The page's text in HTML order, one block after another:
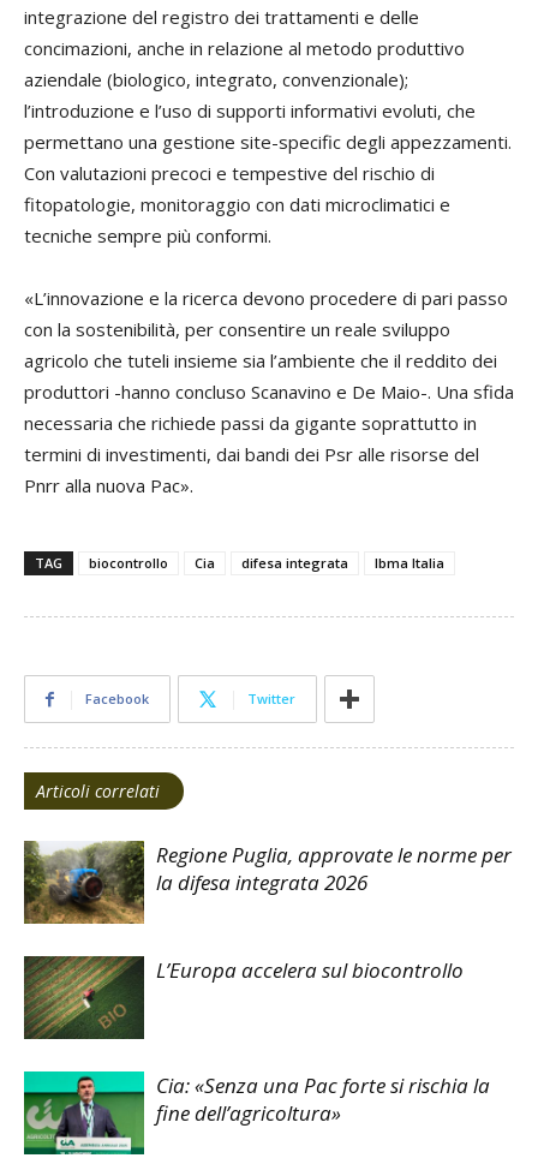
integrazione del registro dei trattamenti e delle
concimazioni, anche in relazione al metodo produttivo
aziendale (biologico, integrato, convenzionale);
l’introduzione e l’uso di supporti informativi evoluti, che
permettano una gestione site-specific degli appezzamenti.
Con valutazioni precoci e tempestive del rischio di
fitopatologie, monitoraggio con dati microclimatici e
tecniche sempre più conformi.
«L’innovazione e la ricerca devono procedere di pari passo
con la sostenibilità, per consentire un reale sviluppo
agricolo che tuteli insieme sia l’ambiente che il reddito dei
produttori -hanno concluso Scanavino e De Maio-. Una sfida
necessaria che richiede passi da gigante soprattutto in
termini di investimenti, dai bandi dei Psr alle risorse del
Pnrr alla nuova Pac».
TAG biocontrollo Cia difesa integrata Ibma Italia
Facebook Twitter
Articoli correlati
Regione Puglia, approvate le norme per
la difesa integrata 2026
L’Europa accelera sul biocontrollo
Cia: «Senza una Pac forte si rischia la
fine dell’agricoltura»